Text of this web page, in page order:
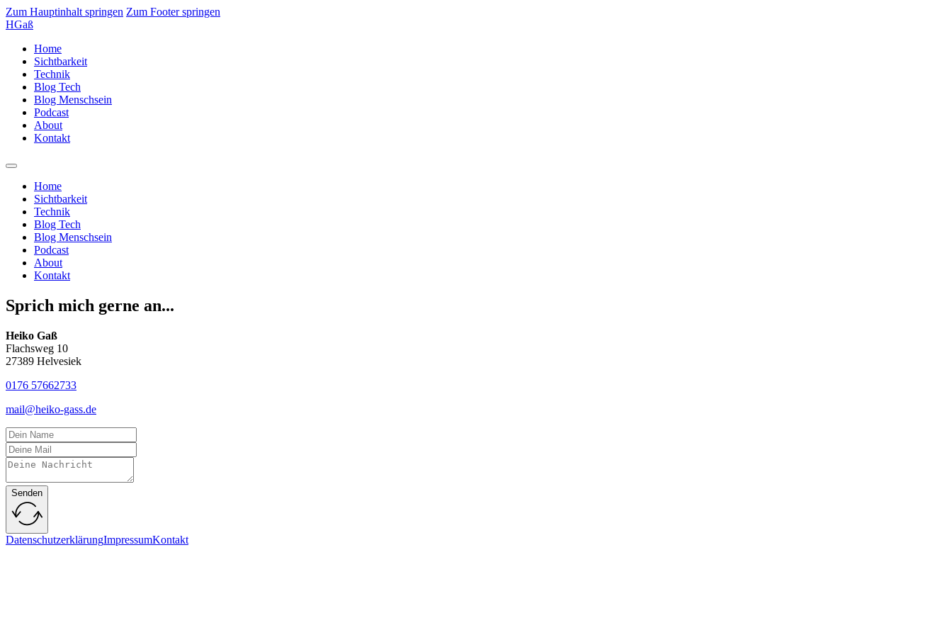
Zum Hauptinhalt springen Zum Footer springen
HGaß
Home
Sichtbarkeit
Technik
Blog Tech
Blog Menschsein
Podcast
About
Kontakt
Home
Sichtbarkeit
Technik
Blog Tech
Blog Menschsein
Podcast
About
Kontakt
Sprich mich gerne an...
Heiko Gaß
Flachsweg 10
27389 Helvesiek
0176 57662733
mail@heiko-gass.de
Senden
DatenschutzerklärungImpressumKontakt